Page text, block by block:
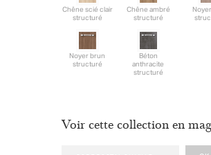
Chêne scié clair
structuré
Chêne ambré
structuré
Noyer brun
structuré
Béton
anthracite
structuré
Voir cette collection en